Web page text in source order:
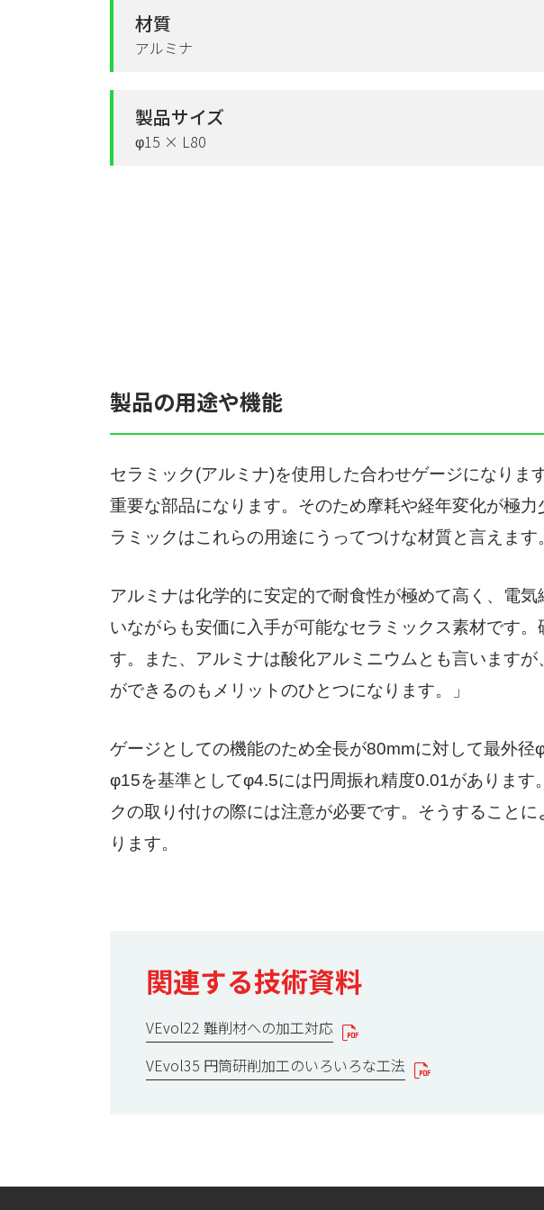
材質
アルミナ
製品サイズ
φ15 × L80
製品の用途や機能
セラミック(アルミナ)を使用した合わせゲージになり
重要な部品になります。そのため摩耗や経年変化が極
ラミックはこれらの用途にうってつけな材質と言えま
アルミナは化学的に安定的で耐食性が極めて高く、電
いながらも安価に入手が可能なセラミックス素材です
す。また、アルミナは酸化アルミニウムとも言います
ができるのもメリットのひとつになります。」
ゲージとしての機能のため全長が80mmに対して最外
φ15を基準としてφ4.5には円周振れ精度0.01がありま
クの取り付けの際には注意が必要です。そうすること
ります。
関連する技術資料
VEvol22 難削材への加工対応
VEvol35 円筒研削加工のいろいろな工法